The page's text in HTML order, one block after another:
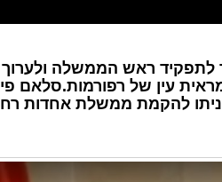
ראש הממשלה ולערוך
עין של רפורמות.סלאם
להקמת ממשלת אחדות